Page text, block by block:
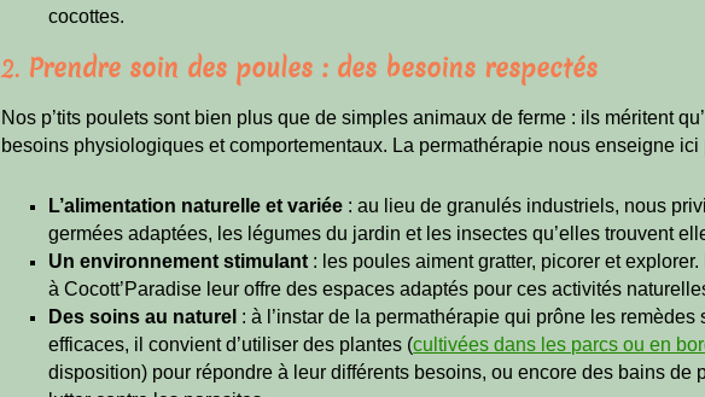
cocottes.
2. Prendre soin des poules : des besoins respectés
Nos p’tits poulets sont bien plus que de simples animaux de ferme : ils méritent
besoins physiologiques et comportementaux. La permathérapie nous enseigne ici
L’alimentation naturelle et variée : au lieu de granulés industriels, nous
germées adaptées, les légumes du jardin et les insectes qu’elles trouvent
Un environnement stimulant : les poules aiment gratter, picorer et
à Cocott’Paradise leur offre des espaces adaptés pour ces activités
Des soins au naturel : à l’instar de la permathérapie qui prône les remèdes
efficaces, il convient d’utiliser des plantes (cultivées dans les parcs ou en
disposition) pour répondre à leur différents besoins, ou encore des bains de